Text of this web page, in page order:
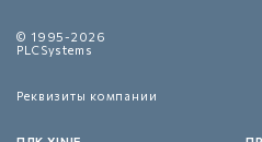
© 1995-2026
PLCSystems
Реквизиты компании